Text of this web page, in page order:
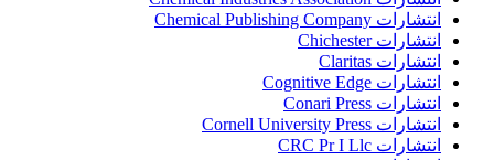
انتشارات Chemical Publishing Company
انتشارات Chichester
انتشارات Claritas
انتشارات Cognitive Edge
انتشارات Conari Press
انتشارات Cornell University Press
انتشارات CRC Pr I Llc